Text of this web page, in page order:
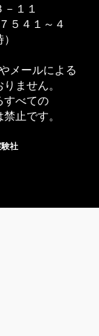
１１
５４１～４
メールによる
ません。
すべての
止です。
社